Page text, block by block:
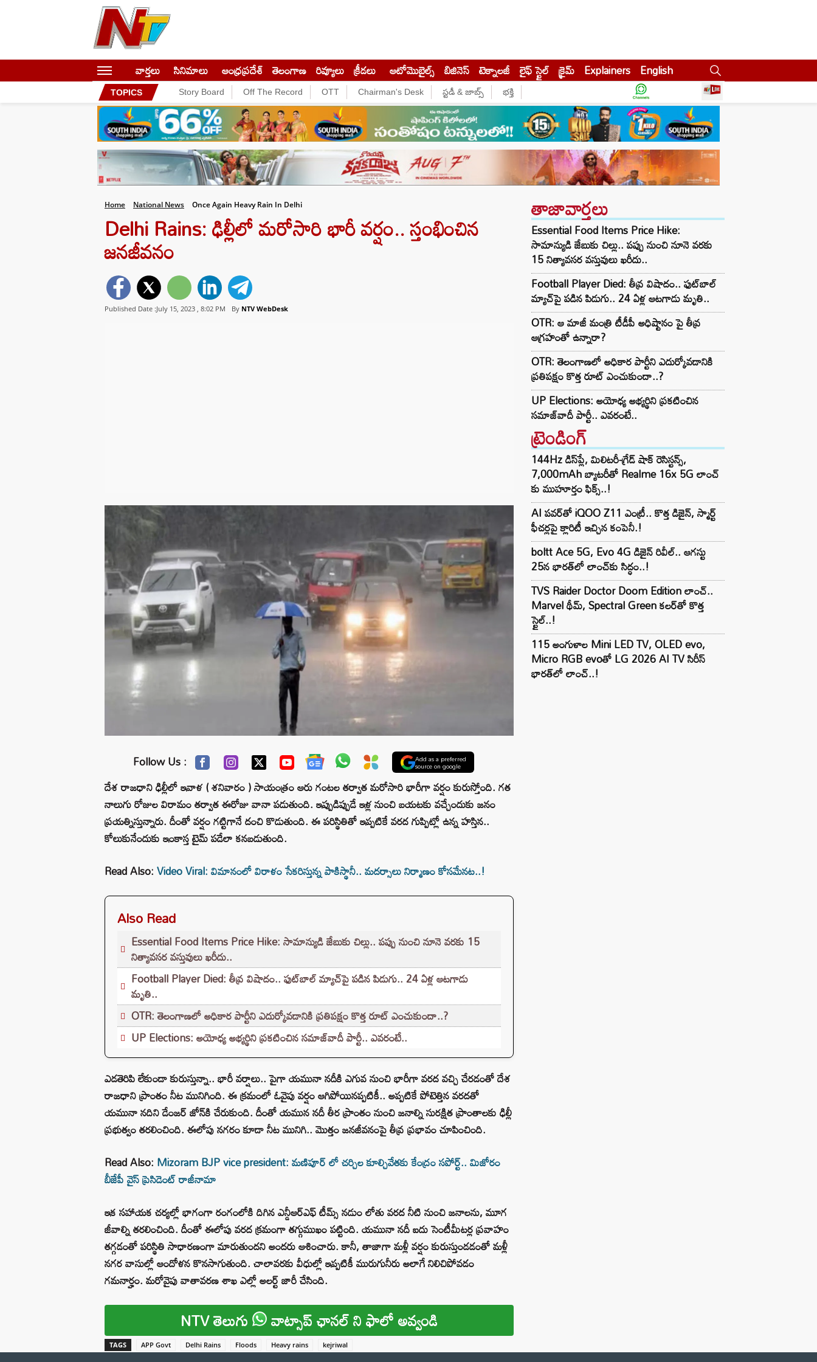
వార్తలు సినిమాలు ఆంధ్రప్రదేశ్ తెలంగాణ రివ్యూలు క్రీడలు ఆటోమొబైల్స్ బిజినెస్‌ టెక్నాలజీ లైఫ్ స్టైల్ క్రైమ్ Explainers English
TOPICS Story Board Off The Record OTT Chairman's Desk స్టడీ & జాబ్స్ భక్తి
Home National News Once Again Heavy Rain In Delhi
Delhi Rains: ఢిల్లీలో మరోసారి భారీ వర్షం.. స్తంభించిన
జనజీవనం
Published Date :July 15, 2023 , 8:02 PM By NTV WebDesk
Follow Us : Add as a preferred
source on google
దేశ రాజధాని ఢిల్లీలో ఇవాళ ( శనివారం ) సాయంత్రం ఆరు గంటల తర్వాత మరోసారి భారీగా వర్షం కురుస్తోంది. గత
నాలుగు రోజుల విరామం తర్వాత ఈరోజు వానా పడుతుంది. ఇప్పుడిప్పుడే ఇళ్ల నుంచి బయటకు వచ్చేందుకు జనం
ప్రయత్నిస్తున్నారు. దీంతో వర్షం గట్టిగానే దంచి కొడుతుంది. ఈ పరిస్థితితో ఇప్పటికే వరద గుప్పిట్లో ఉన్న హస్తిన..
కోలుకునేందుకు ఇంకాస్త టైమ్ పడేలా కనబడుతుంది.
Read Also:Video Viral: విమానంలో విరాళం సేకరిస్తున్న పాకిస్థానీ.. మదర్సాలు నిర్మాణం కోసమేనట..!
Also Read
Essential Food Items Price Hike: సామాన్యుడి జేబుకు చిల్లు.. పప్పు నుంచి నూనె వరకు 15
నిత్యావసర వస్తువులు ఖరీదు..
Football Player Died: తీవ్ర విషాదం.. ఫుట్‌బాల్ మ్యాచ్‌పై పడిన పిడుగు.. 24 ఏళ్ల ఆటగాడు
మృతి..
OTR: తెలంగాణలో అధికార పార్టీని ఎదుర్కోవడానికి ప్రతిపక్షం కొత్త రూట్‌ ఎంచుకుందా..?
UP Elections: అయోధ్య అభ్యర్థిని ప్రకటించిన సమాజ్‌వాదీ పార్టీ.. ఎవరంటే..
ఎడతెరిపి లేకుండా కురుస్తున్నా.. భారీ వర్షాలు.. పైగా యమునా నదీకి ఎగువ నుంచి భారీగా వరద వచ్చి చేరడంతో దేశ
రాజధాని ప్రాంతం నీట మునిగింది. ఈ క్రమంలో ఓవైపు వర్షం ఆగిపోయినప్పటికీ.. అప్పటికే పోటెత్తిన వరదతో
యమునా నదిని డేంజర్‌ జోన్‌కి చేరుకుంది. దీంతో యమున నదీ తీర ప్రాంతం నుంచి జనాల్ని సురక్షిత ప్రాంతాలకు ఢిల్లీ
ప్రభుత్వం తరలించింది. ఈలోపు నగరం కూడా నీట మునిగి.. మొత్తం జనజీవనంపై తీవ్ర ప్రభావం చూపించింది.
Read Also: Mizoram BJP vice president: మణిపూర్ లో చర్చిల కూల్చివేతకు కేంద్రం సపోర్ట్.. మిజోరం
బీజేపీ వైస్ ప్రెసిడెంట్ రాజీనామా
ఇక సహాయక చర్యల్లో భాగంగా రంగంలోకి దిగిన ఎన్డీఆర్‌ఎఫ్‌ టీమ్స్ నడుం లోతు వరద నీటి నుంచి జనాలను, మూగ
జీవాల్ని తరలించింది. దీంతో ఈలోపు వరద క్రమంగా తగ్గుముఖం పట్టింది. యమునా నదీ ఐదు సెంటీమీటర్ల ప్రవాహం
తగ్గడంతో పరిస్థితి సాధారణంగా మారుతుందని అందరు ఆశించారు. కానీ, తాజాగా మళ్లీ వర్షం కురుస్తుండడంతో మళ్లీ
నగర వాసుల్లో ఆందోళన కొనసాగుతుంది. చాలావరకు వీధుల్లో ఇప్పటికీ మురుగునీరు అలాగే నిలిచిపోవడం
గమనార్హం. మరోవైపు వాతావరణ శాఖ ఎల్లో అలర్ట్‌ జారీ చేసింది.
NTV తెలుగు వాట్సాప్ ఛానల్ ని ఫాలో అవ్వండి
TAGS APP Govt Delhi Rains Floods Heavy rains kejriwal
తాజావార్తలు
Essential Food Items Price Hike:
సామాన్యుడి జేబుకు చిల్లు.. పప్పు నుంచి నూనె వరకు
15 నిత్యావసర వస్తువులు ఖరీదు..
Football Player Died: తీవ్ర విషాదం.. ఫుట్‌బాల్
మ్యాచ్‌పై పడిన పిడుగు.. 24 ఏళ్ల ఆటగాడు మృతి..
OTR: ఆ మాజీ మంత్రి టీడీపీ అధిష్టానం పై తీవ్ర
ఆగ్రహంతో ఉన్నారా?
OTR: తెలంగాణలో అధికార పార్టీని ఎదుర్కోవడానికి
ప్రతిపక్షం కొత్త రూట్‌ ఎంచుకుందా..?
UP Elections: అయోధ్య అభ్యర్థిని ప్రకటించిన
సమాజ్‌వాదీ పార్టీ.. ఎవరంటే..
ట్రెండింగ్‌
144Hz డిస్‌ప్లే, మిలిటరీ-గ్రేడ్ షాక్ రెసిస్టన్స్,
7,000mAh బ్యాటరీతో Realme 16x 5G లాంచ్
కు ముహూర్తం ఫిక్స్..!
AI పవర్‌తో iQOO Z11 ఎంట్రీ.. కొత్త డిజైన్, స్మార్ట్
ఫీచర్లపై క్లారిటీ ఇచ్చిన కంపెనీ.!
boltt Ace 5G, Evo 4G డిజైన్ రివీల్.. ఆగస్టు
25న భారత్‌లో లాంచ్‌కు సిద్ధం..!
TVS Raider Doctor Doom Edition లాంచ్..
Marvel థీమ్, Spectral Green కలర్‌తో కొత్త
స్టైల్..!
115 అంగుళాల Mini LED TV, OLED evo,
Micro RGB evoతో LG 2026 AI TV సిరీస్
భారత్‌లో లాంచ్..!